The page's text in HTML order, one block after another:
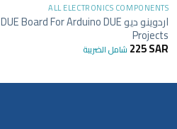
ALL ELECTRONICS COMPONENTS
اردوينو ديو DUE Board For Arduino DUE
Projects
225SAR شامل الضريبة